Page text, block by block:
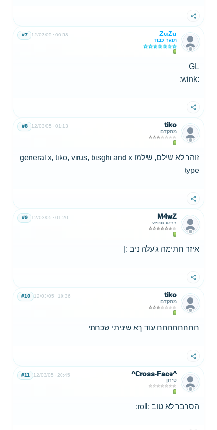
שתף
ZuZu
תואר כבוד
12/03/05 00:53
#7
GL
:wink:
שתף
tiko
מתקדם
12/03/05 01:13
#8
זוהר לא שילם, שילמו general x, tiko, virus, bisghi and x
type
שתף
M4wZ
כריש פטיש
12/03/05 01:20
#9
איזה חתימה ג'עלה ניב :|
שתף
tiko
מתקדם
12/03/05 10:36
#10
חחחחחחחח עוד ךא שיניתי שכחתי
שתף
^Cross-Face^
טירון
12/03/05 20:45
#11
הסרבר לא טוב :roll: